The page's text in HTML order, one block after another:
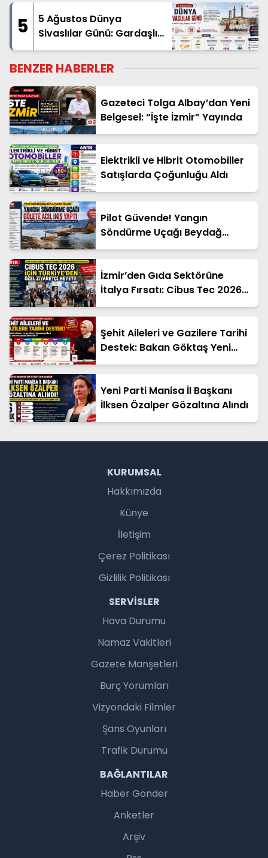
5
5 Ağustos Dünya
Sivaslılar Günü: Gardaşlık
Ruhu Dünyanın Dört Bir
Yanında Yaşatılıyor
BENZER HABERLER
Gazeteci Tolga Albay’dan Yeni
Belgesel: “İşte İzmir” Yayında
Elektrikli ve Hibrit Otomobiller
Satışlarda Çoğunluğu Aldı
Pilot Güvende! Yangın
Söndürme Uçağı Beydağ
Barajı’na İniş Yaptı
İzmir’den Gıda Sektörüne
İtalya Fırsatı: Cibus Tec 2026
İçin Başvurular Başladı
Şehit Aileleri ve Gazilere Tarihi
Destek: Bakan Göktaş Yeni
Düzenlemeleri Açıkladı
Yeni Parti Manisa İl Başkanı
İlksen Özalper Gözaltına Alındı
KURUMSAL
Hakkımızda
Künye
İletişim
Çerez Politikası
Gizlilik Politikası
SERVISLER
Hava Durumu
Namaz Vakitleri
Gazete Manşetleri
Burç Yorumları
Vizyondaki Filmler
Şans Oyunları
Trafik Durumu
BAĞLANTILAR
Haber Gönder
Anketler
Arşiv